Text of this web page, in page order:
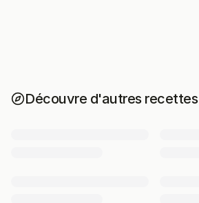
Découvre d'autres recettes